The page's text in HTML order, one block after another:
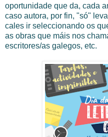
oportunidade que da, cada
caso autora, por fin, "só"
cales ir seleccionando os
as obras que máis nos
escritores/as galegos, etc.